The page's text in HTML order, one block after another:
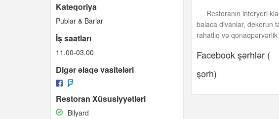
Kateqoriya
Publar & Barlar
İş saatları
11.00-03.00
Digər əlaqə vasitələri
Restoran Xüsusiyyətləri
Bilyard
Bilyard
Restoranın interyeri
balaca divanlar, dekorun
rahatlıq və
Facebook şərhlər (
şərh)